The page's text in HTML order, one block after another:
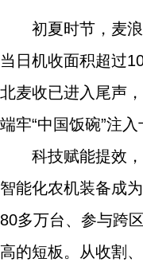
初夏时节，麦
当日机收面积超过
北麦收已进入尾声
端牢“中国饭碗”注入
科技赋能提效
智能化农机装备成
80多万台、参与跨
高的短板。从收割